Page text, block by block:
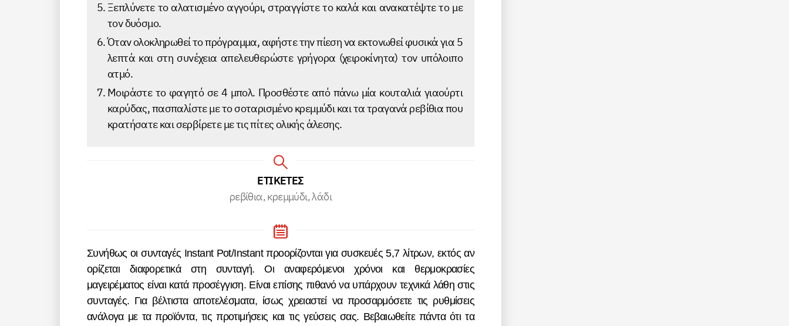
Ξεπλύνετε το αλατισμένο αγγούρι, στραγγίστε το καλά και ανακατέψτε το με
τον δυόσμο.
Όταν ολοκληρωθεί το πρόγραμμα, αφήστε την πίεση να εκτονωθεί φυσικά για 5
λεπτά και στη συνέχεια απελευθερώστε γρήγορα (χειροκίνητα) τον υπόλοιπο
ατμό.
Μοιράστε το φαγητό σε 4 μπολ. Προσθέστε από πάνω μία κουταλιά γιαούρτι
καρύδας, πασπαλίστε με το σοταρισμένο κρεμμύδι και τα τραγανά ρεβίθια που
κρατήσατε και σερβίρετε με τις πίτες ολικής άλεσης.
ΕΤΙΚΕΤΕΣ
ρεβίθια, κρεμμύδι, λάδι
Συνήθως οι συνταγές Instant Pot/Instant προορίζονται για συσκευές 5,7 λίτρων, εκτός αν
ορίζεται διαφορετικά στη συνταγή. Οι αναφερόμενοι χρόνοι και θερμοκρασίες
μαγειρέματος είναι κατά προσέγγιση. Είναι επίσης πιθανό να υπάρχουν τεχνικά λάθη στις
συνταγές. Για βέλτιστα αποτελέσματα, ίσως χρειαστεί να προσαρμόσετε τις ρυθμίσεις
ανάλογα με τα προϊόντα, τις προτιμήσεις και τις γεύσεις σας. Βεβαιωθείτε πάντα ότι τα